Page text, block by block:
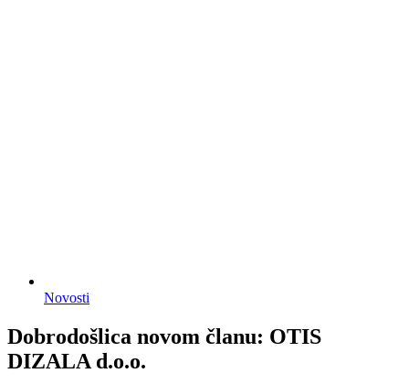
Novosti
Dobrodošlica novom članu: OTIS
DIZALA d.o.o.